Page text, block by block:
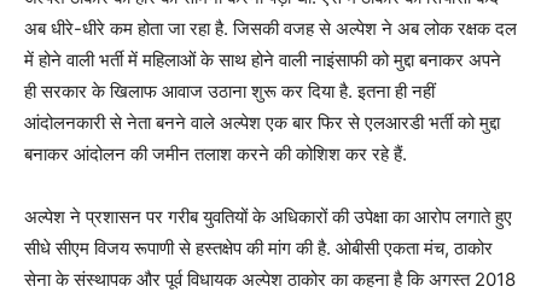
अब धीरे-धीरे कम होता जा रहा है. जिसकी वजह से अल्पेश ने अब लोक रक्षक दल
में होने वाली भर्ती में महिलाओं के साथ होने वाली नाइंसाफी को मुद्दा बनाकर अपने
ही सरकार के खिलाफ आवाज उठाना शुरू कर दिया है. इतना ही नहीं
आंदोलनकारी से नेता बनने वाले अल्पेश एक बार फिर से एलआरडी भर्ती को मुद्दा
बनाकर आंदोलन की जमीन तलाश करने की कोशिश कर रहे हैं.
अल्‍पेश ने प्रशासन पर गरीब युवतियों के अधिकारों की उपेक्षा का आरोप लगाते हुए
सीधे सीएम विजय रूपाणी से हस्‍तक्षेप की मांग की है. ओबीसी एकता मंच, ठाकोर
सेना के संस्‍थापक और पूर्व विधायक अल्‍पेश ठाकोर का कहना है कि अगस्‍त 2018